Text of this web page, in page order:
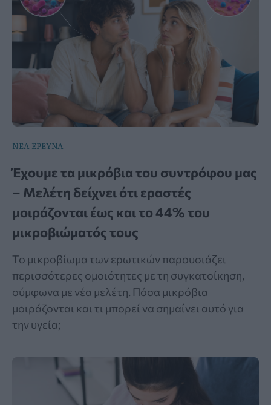
ΝΕΑ ΕΡΕΥΝΑ
Έχουμε τα μικρόβια του συντρόφου μας
– Μελέτη δείχνει ότι εραστές
μοιράζονται έως και το 44% του
μικροβιώματός τους
Το μικροβίωμα των ερωτικών παρουσιάζει
περισσότερες ομοιότητες με τη συγκατοίκηση,
σύμφωνα με νέα μελέτη. Πόσα μικρόβια
μοιράζονται και τι μπορεί να σημαίνει αυτό για
την υγεία;